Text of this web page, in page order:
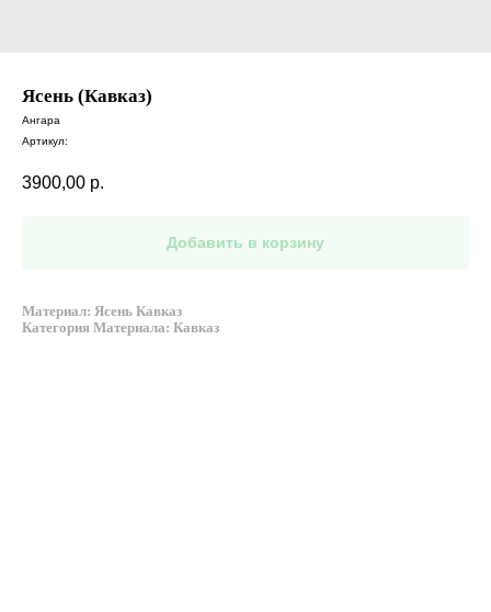
Ясень (Кавказ)
Ангара
Артикул:
3900,00 р.
Добавить в корзину
Материал: Ясень Кавказ
Категория Материала: Кавказ